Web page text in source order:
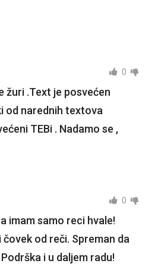
0
žuri .Text je posvećen
od narednih textova
TEBi . Nadamo se ,
0
imam samo reci hvale!
od reči. Spreman da
i u daljem radu!